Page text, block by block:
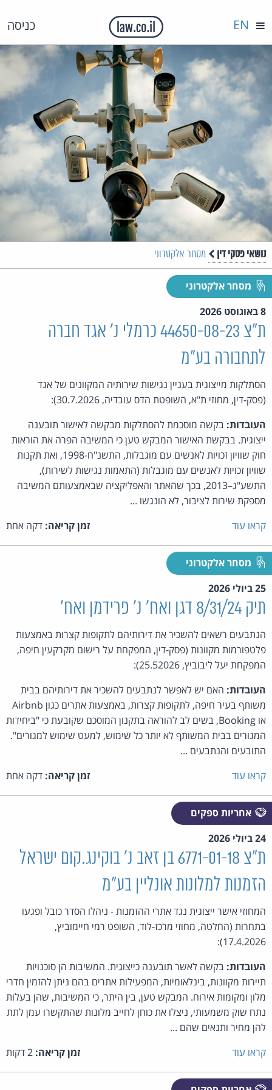
כניסה EN
נושאי פסקי דין מסחר אלקטרוני
מסחר אלקטרוני
8 באוגוסט 2026
ת"צ 44650-08-23 כרמלי נ' אגד חברה
לתחבורה בע"מ
הסתלקות מייצוגית בעניין נגישות שירותיה המקוונים של אגד
(פסק-דין, מחוזי ת"א, השופטת הדס עובדיה, 30.7.2026):
העובדות: בקשה מוסכמת להסתלקות מבקשה לאישור תובענה
ייצוגית. בבקשת האישור המבקש טען כי המשיבה הפרה את הוראות
חוק שוויון זכויות לאנשים עם מוגבלות, התשנ"ח-1998, ואת תקנות
שוויון זכויות לאנשים עם מוגבלות (התאמות נגישות לשירות),
התשע"ג–2013, בכך שהאתר והאפליקציה שבאמצעותם המשיבה
מספקת שירות לציבור, לא הונגשו ...
קראו עוד
זמן קריאה: דקה אחת
מסחר אלקטרוני
25 ביולי 2026
תיק 8/31/24 דגן ואח' נ' פרידמן ואח'
הנתבעים רשאים להשכיר את דירותיהם לתקופות קצרות באמצעות
פלטפורמות מקוונות (פסק-דין, המפקחת על רישום מקרקעין חיפה,
המפקחת יעל ליבוביץ, 25.52026):
העובדות: האם יש לאפשר לנתבעים להשכיר את דירותיהם בבית
משותף בעיר חיפה, לתקופות קצרות, באמצעות אתרים כגון Airbnb
או Booking, בשים לב להוראה בתקנון המוסכם שקובעת כי "ביחידות
המגורים בבית המשותף לא יותר כל שימוש, למעט שימוש למגורים".
התובעים והנתבעים ...
קראו עוד
זמן קריאה: דקה אחת
אחריות ספקים
24 ביולי 2026
ת"צ 6771-01-18 בן זאב נ' בוקינג.קום ישראל
הזמנות למלונות אונליין בע"מ
המחוזי אישר ייצוגית נגד אתרי ההזמנות - ניהלו הסדר כובל ופגעו
בתחרות (החלטה, מחוזי מרכז-לוד, השופט רמי חיימוביץ,
17.4.2026):
העובדות: בקשה לאשר תובענה כייצוגית. המשיבות הן סוכנויות
תיירות מקוונות, בינלאומיות, המפעילות אתרים בהם ניתן להזמין חדרי
מלון ומקומות אירוח. המבקש טען, בין היתר, כי המשיבות, שהן בעלות
נתח שוק משמעותי, ניצלו את כוחן לחייב מלונות שהתקשרו עמן לתת
להן מחיר ותנאים שהם ...
קראו עוד
זמן קריאה: